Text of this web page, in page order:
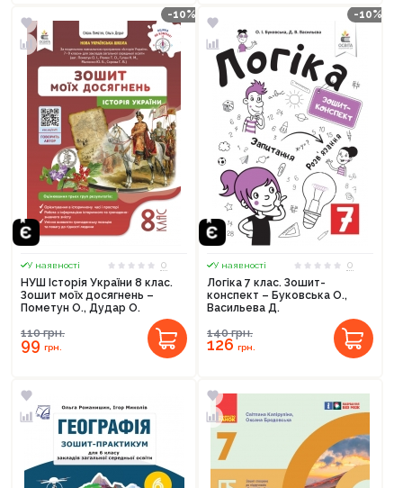
-10%
У наявності
0
НУШ Історія України 8 клас.
Зошит моїх досягнень –
Пометун О., Дудар О.
110грн.
99 грн.
-10%
У наявності
0
Логіка 7 клас. Зошит-
конспект – Буковська О.,
Васильева Д.
140грн.
126грн.